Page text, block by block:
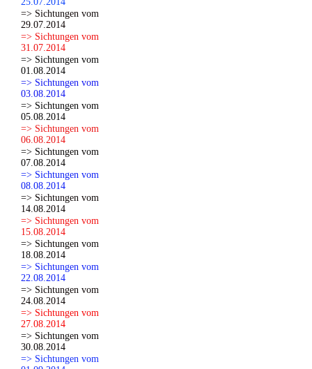
=> Sichtungen vom
29.07.2014
=> Sichtungen vom
31.07.2014
=> Sichtungen vom
01.08.2014
=> Sichtungen vom
03.08.2014
=> Sichtungen vom
05.08.2014
=> Sichtungen vom
06.08.2014
=> Sichtungen vom
07.08.2014
=> Sichtungen vom
08.08.2014
=> Sichtungen vom
14.08.2014
=> Sichtungen vom
15.08.2014
=> Sichtungen vom
18.08.2014
=> Sichtungen vom
22.08.2014
=> Sichtungen vom
24.08.2014
=> Sichtungen vom
27.08.2014
=> Sichtungen vom
30.08.2014
=> Sichtungen vom